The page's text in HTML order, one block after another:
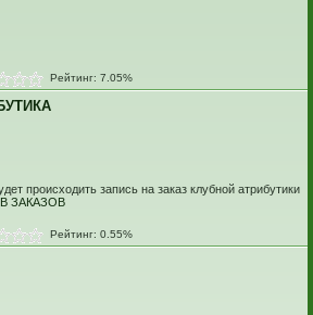
Рейтинг: 7.05%
происходить запись на заказ клубной атрибутики
ЗАКАЗОВ
Рейтинг: 0.55%